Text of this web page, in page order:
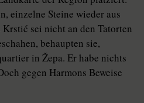
einzelne Steine wieder aus
sei nicht an den Tatorten
behaupten sie,
in Žepa. Er habe nichts
gegen Harmons Beweise